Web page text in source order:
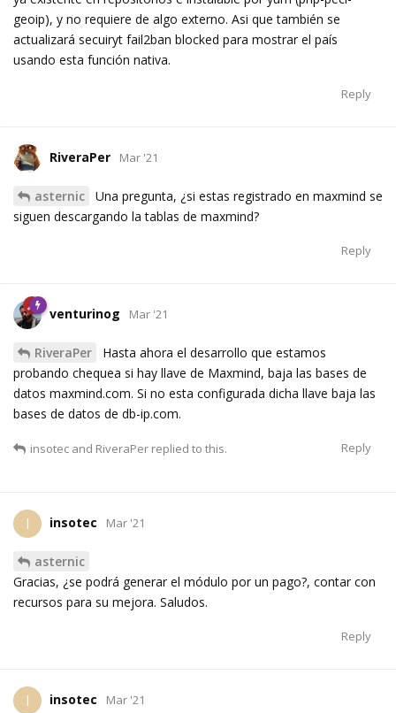
geoip), y no requiere de algo externo. Asi que también se
actualizará secuiryt fail2ban blocked para mostrar el país
usando esta función nativa.
Reply
RiveraPer Mar '21
asternic
Una pregunta, ¿si estas registrado en maxmind se
siguen descargando la tablas de maxmind?
Reply
venturinog Mar '21
RiveraPer
Hasta ahora el desarrollo que estamos
probando chequea si hay llave de Maxmind, baja las bases de
datos maxmind.com. Si no esta configurada dicha llave baja las
bases de datos de db-ip.com.
Reply
insotec and RiveraPer replied to this.
I insotec Mar '21
asternic
Gracias, ¿se podrá generar el módulo por un pago?, contar con
recursos para su mejora. Saludos.
Reply
I insotec Mar '21